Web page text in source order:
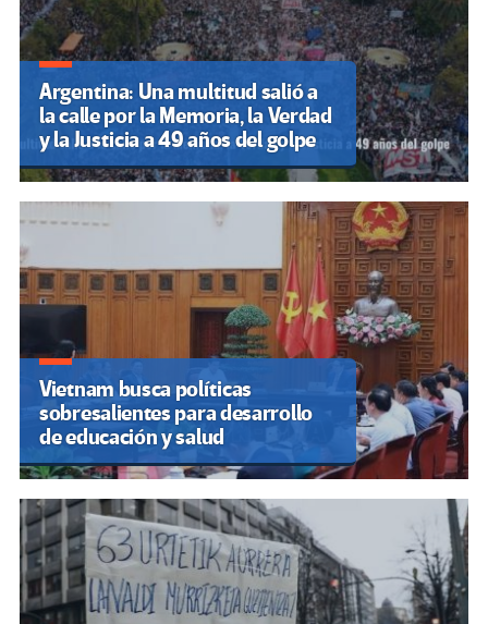
Argentina: Una multitud salió a
la calle por la Memoria, la Verdad
y la Justicia a 49 años del golpe
Vietnam busca políticas
sobresalientes para desarrollo
de educación y salud